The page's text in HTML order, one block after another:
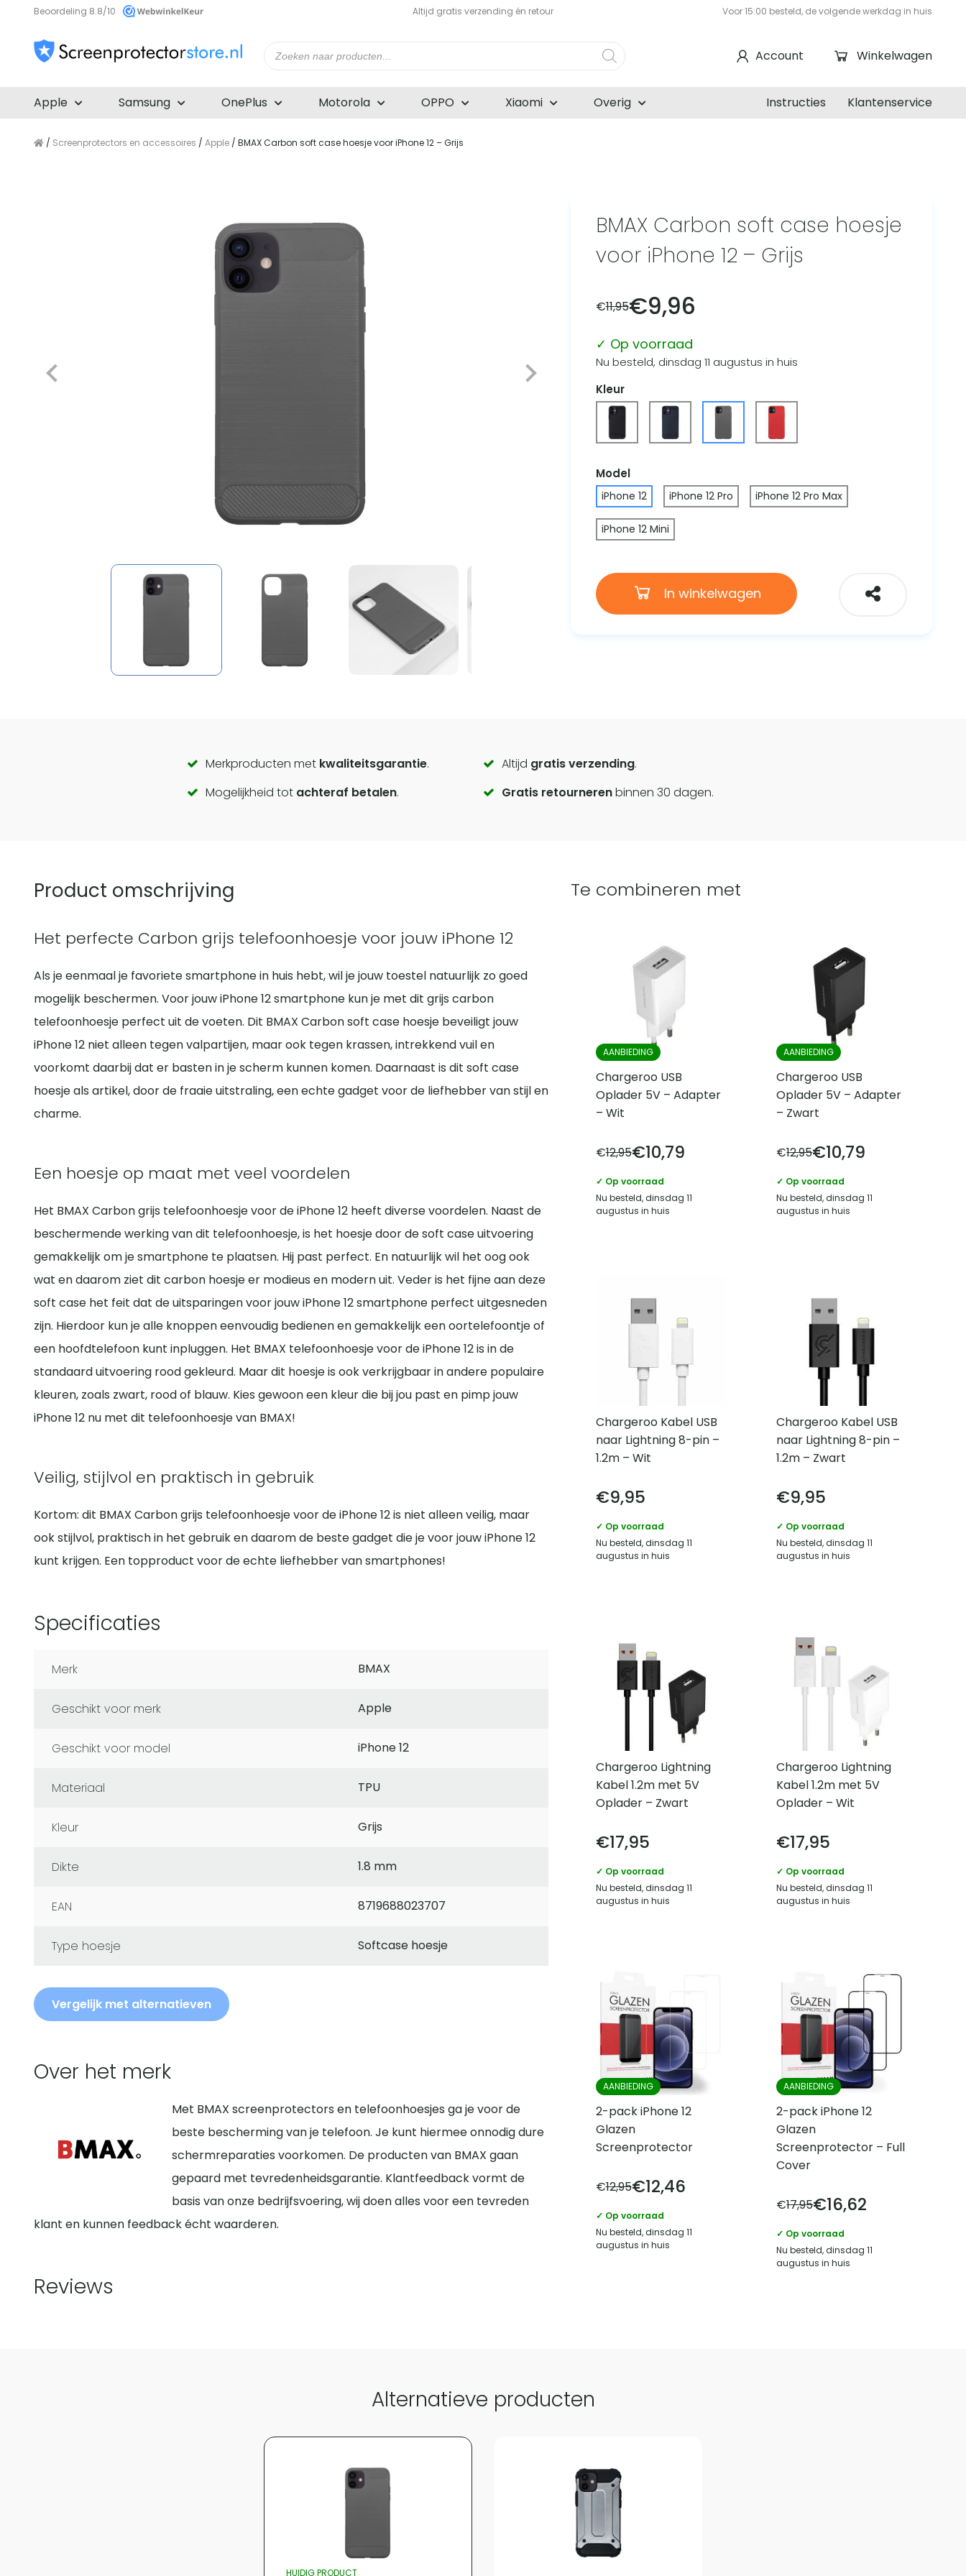
Beoordeling 8.8/10 Altijd gratis verzending én retour Voor 15:00 besteld, de volgende werkdag in huis
zoeken Winkelwagen
Account
Apple Samsung OnePlus Motorola OPPO Xiaomi Overig Klantenservice
Instructies
/ Screenprotectors en accessoires / Apple / BMAX Carbon soft case hoesje voor iPhone 12 – Grijs
BMAX Carbon soft case hoesje
voor iPhone 12 – Grijs
€11,95€9,96
✓ Op voorraad
Nu besteld, dinsdag 11 augustus in huis
Kleur
Model
iPhone 12 iPhone 12 Pro iPhone 12 Pro Max
iPhone 12 Mini
In winkelwagen
Call
to
Merkproducten met kwaliteitsgarantie. Altijd gratis verzending.
Mogelijkheid tot achteraf betalen. Gratis retournerenbinnen 30 dagen.
Product omschrijving
Het perfecte Carbon grijs telefoonhoesje voor jouw iPhone 12
Als je eenmaal je favoriete smartphone in huis hebt, wil je jouw toestel natuurlijk zo goed
mogelijk beschermen. Voor jouw iPhone 12 smartphone kun je met dit grijs carbon
telefoonhoesje perfect uit de voeten. Dit BMAX Carbon soft case hoesje beveiligt jouw
iPhone 12 niet alleen tegen valpartijen, maar ook tegen krassen, intrekkend vuil en
voorkomt daarbij dat er basten in je scherm kunnen komen. Daarnaast is dit soft case
hoesje als artikel, door de fraaie uitstraling, een echte gadget voor de liefhebber van stijl en
charme.
Een hoesje op maat met veel voordelen
Het BMAX Carbon grijs telefoonhoesje voor de iPhone 12 heeft diverse voordelen. Naast de
beschermende werking van dit telefoonhoesje, is het hoesje door de soft case uitvoering
gemakkelijk om je smartphone te plaatsen. Hij past perfect. En natuurlijk wil het oog ook
wat en daarom ziet dit carbon hoesje er modieus en modern uit. Veder is het fijne aan deze
soft case het feit dat de uitsparingen voor jouw iPhone 12 smartphone perfect uitgesneden
zijn. Hierdoor kun je alle knoppen eenvoudig bedienen en gemakkelijk een oortelefoontje of
een hoofdtelefoon kunt inpluggen. Het BMAX telefoonhoesje voor de iPhone 12 is in de
standaard uitvoering rood gekleurd. Maar dit hoesje is ook verkrijgbaar in andere populaire
kleuren, zoals zwart, rood of blauw. Kies gewoon een kleur die bij jou past en pimp jouw
iPhone 12 nu met dit telefoonhoesje van BMAX!
Veilig, stijlvol en praktisch in gebruik
Kortom: dit BMAX Carbon grijs telefoonhoesje voor de iPhone 12 is niet alleen veilig, maar
ook stijlvol, praktisch in het gebruik en daarom de beste gadget die je voor jouw iPhone 12
kunt krijgen. Een topproduct voor de echte liefhebber van smartphones!
Specificaties
Merk BMAX
Geschikt voor merk Apple
Geschikt voor model iPhone 12
Materiaal TPU
Kleur Grijs
Dikte 1.8 mm
EAN 8719688023707
Type hoesje Softcase hoesje
Vergelijk met alternatieven
Over het merk
Met BMAX screenprotectors en telefoonhoesjes ga je voor de
beste bescherming van je telefoon. Je kunt hiermee onnodig dure
schermreparaties voorkomen. De producten van BMAX gaan
gepaard met tevredenheidsgarantie. Klantfeedback vormt de
basis van onze bedrijfsvoering, wij doen alles voor een tevreden
klant en kunnen feedback écht waarderen.
Reviews
Te combineren met
AANBIEDING
Chargeroo USB
Oplader 5V – Adapter
– Wit
€12,95€10,79
✓ Op voorraad
Nu besteld, dinsdag 11
augustus in huis
AANBIEDING
Chargeroo USB
Oplader 5V – Adapter
– Zwart
€12,95€10,79
✓ Op voorraad
Nu besteld, dinsdag 11
augustus in huis
Chargeroo Kabel USB
naar Lightning 8-pin –
1.2m – Wit
€9,95
✓ Op voorraad
Nu besteld, dinsdag 11
augustus in huis
Chargeroo Kabel USB
naar Lightning 8-pin –
1.2m – Zwart
€9,95
✓ Op voorraad
Nu besteld, dinsdag 11
augustus in huis
Chargeroo Lightning
Kabel 1.2m met 5V
Oplader – Zwart
€17,95
✓ Op voorraad
Nu besteld, dinsdag 11
augustus in huis
Chargeroo Lightning
Kabel 1.2m met 5V
Oplader – Wit
€17,95
✓ Op voorraad
Nu besteld, dinsdag 11
augustus in huis
AANBIEDING
2-pack iPhone 12
Glazen
Screenprotector
€12,95€12,46
✓ Op voorraad
Nu besteld, dinsdag 11
augustus in huis
AANBIEDING
2-pack iPhone 12
Glazen
Screenprotector – Full
Cover
€17,95€16,62
✓ Op voorraad
Nu besteld, dinsdag 11
augustus in huis
Alternatieve producten
HUIDIG PRODUCT